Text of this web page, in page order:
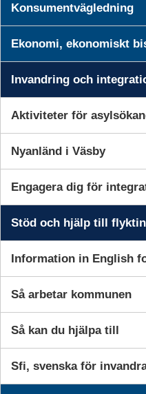
Gå till innehåll Suomeksi
Konsumentvägledning
Ekonomi, ekonomiskt
Invandring och
Aktiviteter för
Nyanländ i Väsby
Engagera dig för
Stöd och hjälp till
Information in English
Så arbetar kommunen
Så kan du hjälpa till
Sfi, svenska för
Stöd